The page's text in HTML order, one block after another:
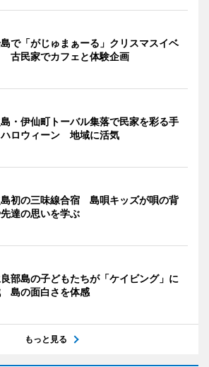
で「がじゅまぁーる」クリスマスイベ
古民家でカフェと体験企画
・伊仙町トーバル集落で民家を彩る手
ロウィーン 地域に活気
初の三味線合宿 島唄キッズが唄の背
達の思いを学ぶ
部島の子どもたちが「ケイビング」に
島の面白さを体感
もっと見る